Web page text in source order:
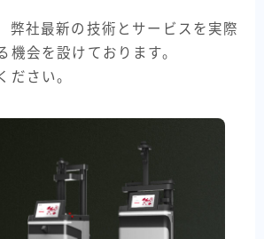
搬送ロボット)
弊社最新の技術とサービスを実際
機会を設けております。
ださい。